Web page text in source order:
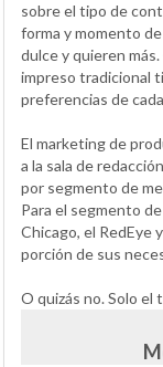
sobre el tipo de
forma y momento
dulce y quieren
impreso tradicional
preferencias de
El marketing de
a la sala de
por segmento de
Para el segmento
Chicago, el RedEye
porción de sus
O quizás no. Solo el